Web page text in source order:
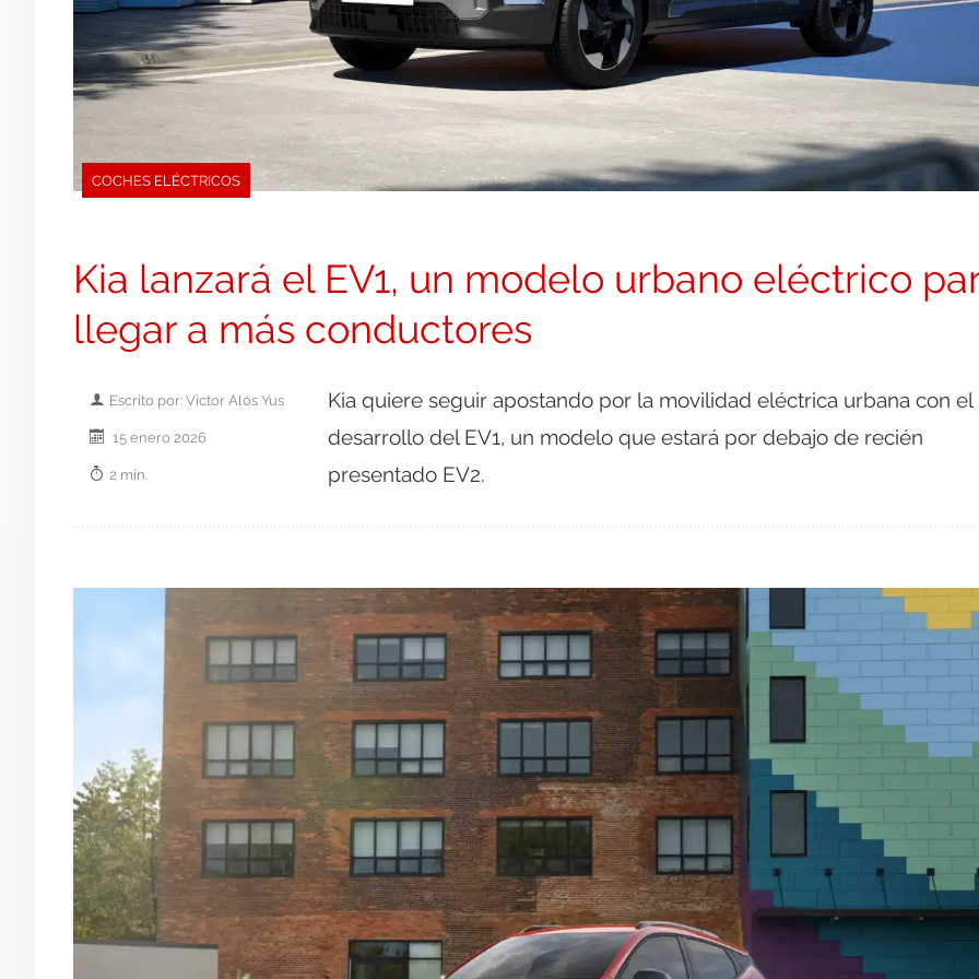
COCHES ELÉCTRICOS
Kia lanzará el EV1, un modelo urbano eléctrico
llegar a más conductores
Escrito por: Victor Alós Yus
15 enero 2026
2 min.
Kia quiere seguir apostando por la movilidad eléctrica urbana con el
desarrollo del EV1, un modelo que estará por debajo de recién
presentado EV2.